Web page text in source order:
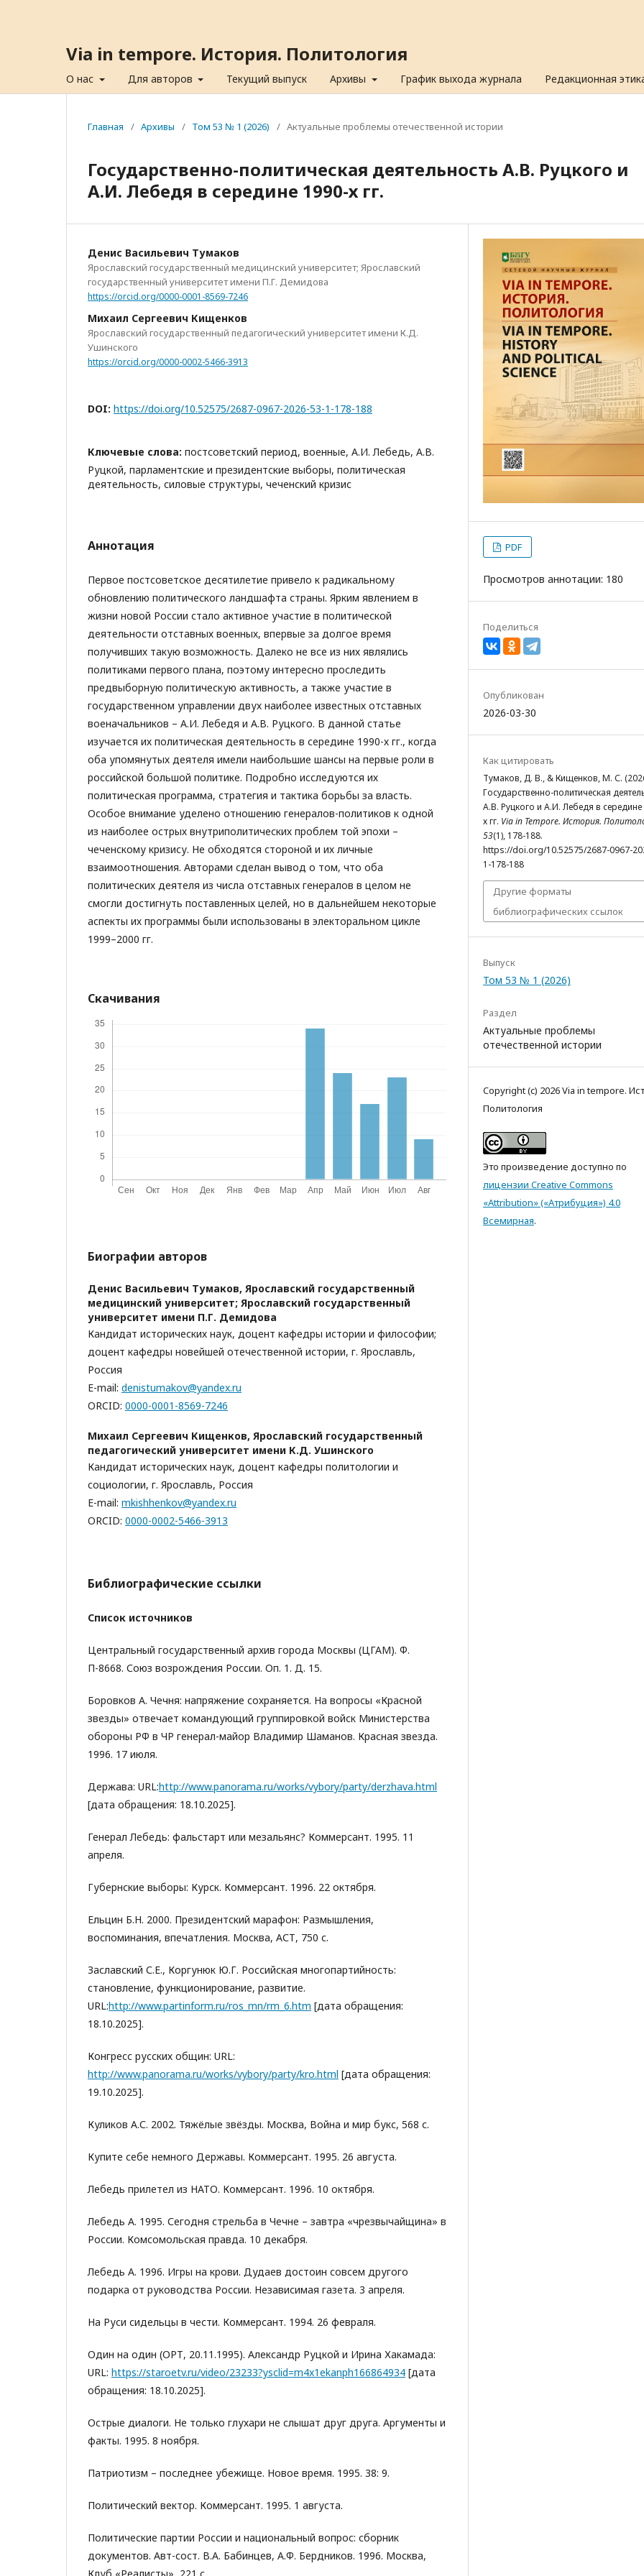
Via in tempore. История. Политология
О нас Для авторов Текущий выпуск Архивы График выхода журнала Редакционная
Главная / Архивы / Том 53 № 1 (2026) / Актуальные проблемы отечественной истории
Государственно-политическая деятельность А.В. Руцкого и
А.И. Лебедя в середине 1990-х гг.
Денис Васильевич Тумаков
Ярославский государственный медицинский университет; Ярославский
государственный университет имени П.Г. Демидова
https://orcid.org/0000-0001-8569-7246
Михаил Сергеевич Кищенков
Ярославский государственный педагогический университет имени К.Д.
Ушинского
https://orcid.org/0000-0002-5466-3913
DOI: https://doi.org/10.52575/2687-0967-2026-53-1-178-188
Ключевые слова: постсоветский период, военные, А.И. Лебедь, А.В.
Руцкой, парламентские и президентские выборы, политическая
деятельность, силовые структуры, чеченский кризис
Аннотация
Первое постсоветское десятилетие привело к радикальному
обновлению политического ландшафта страны. Ярким явлением в
жизни новой России стало активное участие в политической
деятельности отставных военных, впервые за долгое время
получивших такую возможность. Далеко не все из них являлись
политиками первого плана, поэтому интересно проследить
предвыборную политическую активность, а также участие в
государственном управлении двух наиболее известных отставных
военачальников – А.И. Лебедя и А.В. Руцкого. В данной статье
изучается их политическая деятельность в середине 1990-х гг., когда
оба упомянутых деятеля имели наибольшие шансы на первые роли в
российской большой политике. Подробно исследуются их
политическая программа, стратегия и тактика борьбы за власть.
Особое внимание уделено отношению генералов-политиков к одной
из наиболее острых внутриполитических проблем той эпохи –
чеченскому кризису. Не обходятся стороной и их личные
взаимоотношения. Авторами сделан вывод о том, что оба
политических деятеля из числа отставных генералов в целом не
смогли достигнуть поставленных целей, но в дальнейшем некоторые
аспекты их программы были использованы в электоральном цикле
1999–2000 гг.
Скачивания
Биографии авторов
Денис Васильевич Тумаков, Ярославский государственный
медицинский университет; Ярославский государственный
университет имени П.Г. Демидова
Кандидат исторических наук, доцент кафедры истории и философии;
доцент кафедры новейшей отечественной истории, г. Ярославль,
Россия
E-mail: denistumakov@yandex.ru
ORCID: 0000-0001-8569-7246
Михаил Сергеевич Кищенков, Ярославский государственный
педагогический университет имени К.Д. Ушинского
Кандидат исторических наук, доцент кафедры политологии и
социологии, г. Ярославль, Россия
E-mail: mkishhenkov@yandex.ru
ORCID: 0000-0002-5466-3913
Библиографические ссылки
Список источников
Центральный государственный архив города Москвы (ЦГАМ). Ф.
П-8668. Союз возрождения России. Оп. 1. Д. 15.
Боровков А. Чечня: напряжение сохраняется. На вопросы «Красной
звезды» отвечает командующий группировкой войск Министерства
обороны РФ в ЧР генерал-майор Владимир Шаманов. Красная звезда.
1996. 17 июля.
Держава: URL:http://www.panorama.ru/works/vybory/party/derzhava.html
[дата обращения: 18.10.2025].
Генерал Лебедь: фальстарт или мезальянс? Коммерсант. 1995. 11
апреля.
Губернские выборы: Курск. Коммерсант. 1996. 22 октября.
Ельцин Б.Н. 2000. Президентский марафон: Размышления,
воспоминания, впечатления. Москва, АСТ, 750 с.
Заславский С.Е., Коргунюк Ю.Г. Российская многопартийность:
становление, функционирование, развитие.
URL:http://www.partinform.ru/ros_mn/rm_6.htm [дата обращения:
18.10.2025].
Конгресс русских общин: URL:
http://www.panorama.ru/works/vybory/party/kro.html [дата обращения:
19.10.2025].
Куликов А.С. 2002. Тяжёлые звёзды. Москва, Война и мир букс, 568 с.
Купите себе немного Державы. Коммерсант. 1995. 26 августа.
Лебедь прилетел из НАТО. Коммерсант. 1996. 10 октября.
Лебедь А. 1995. Сегодня стрельба в Чечне – завтра «чрезвычайщина» в
России. Комсомольская правда. 10 декабря.
Лебедь А. 1996. Игры на крови. Дудаев достоин совсем другого
подарка от руководства России. Независимая газета. 3 апреля.
На Руси сидельцы в чести. Коммерсант. 1994. 26 февраля.
Один на один (ОРТ, 20.11.1995). Александр Руцкой и Ирина Хакамада:
URL: https://staroetv.ru/video/23233?ysclid=m4x1ekanph166864934 [дата
обращения: 18.10.2025].
Острые диалоги. Не только глухари не слышат друг друга. Аргументы и
факты. 1995. 8 ноября.
Патриотизм – последнее убежище. Новое время. 1995. 38: 9.
Политический вектор. Коммерсант. 1995. 1 августа.
Политические партии России и национальный вопрос: сборник
документов. Авт-сост. В.А. Бабинцев, А.Ф. Бердников. 1996. Москва,
Клуб «Реалисты», 221 с.
PDF
Просмотров аннотации: 180
Поделиться
Опубликован
2026-03-30
Как цитировать
Тумаков, Д. В., & Кищенков, М. С.
Государственно-политическая
А.В. Руцкого и А.И. Лебедя в
х гг. Via in Tempore. История.
53(1), 178-188.
https://doi.org/10.52575/2687-0967-
1-178-188
Другие форматы
библиографических ссылок
Выпуск
Том 53 № 1 (2026)
Раздел
Актуальные проблемы
отечественной истории
Copyright (c) 2026 Via in tempore.
Политология
Это произведение доступно по
лицензии Creative Commons
«Attribution» («Атрибуция») 4.0
Всемирная.